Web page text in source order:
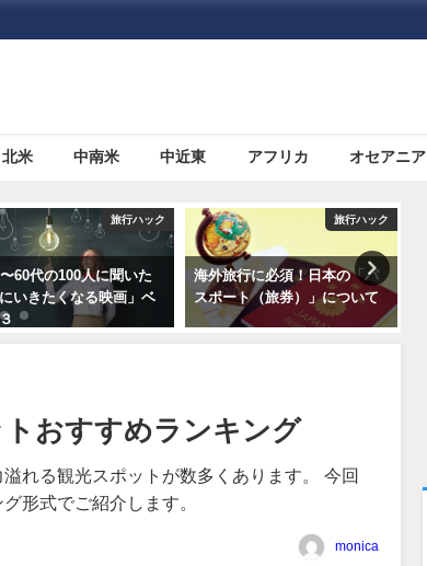
北米 中南米 中近東 アフリカ オセアニア
旅行ハック
旅行に必須！日本の「パ
ート（旅券）」について
旅行ハック
海外旅行で助ける日本の「大
使館・総領事館」について
おすすめランキング
れる観光スポットが数多くあります。 今回
形式でご紹介します。
monica